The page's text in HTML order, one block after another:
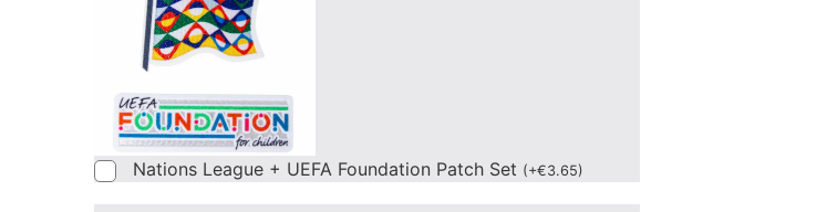
Nations League + UEFA Foundation Patch Set (+€3.65)